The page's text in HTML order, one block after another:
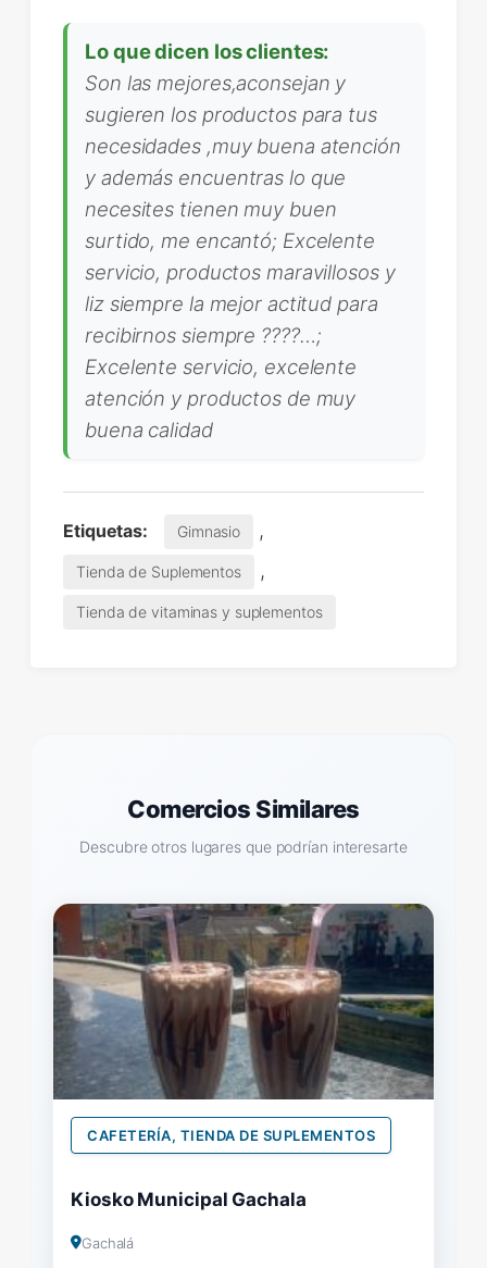
Lo que dicen los clientes:
Son las mejores,aconsejan y
sugieren los productos para tus
necesidades ,muy buena atención
y además encuentras lo que
necesites tienen muy buen
surtido, me encantó; Excelente
servicio, productos maravillosos y
liz siempre la mejor actitud para
recibirnos siempre ????…;
Excelente servicio, excelente
atención y productos de muy
buena calidad
Etiquetas: Gimnasio ,
Tienda de Suplementos ,
Tienda de vitaminas y suplementos
Comercios Similares
Descubre otros lugares que podrían interesarte
CAFETERÍA, TIENDA DE SUPLEMENTOS
Kiosko Municipal Gachala
Gachalá